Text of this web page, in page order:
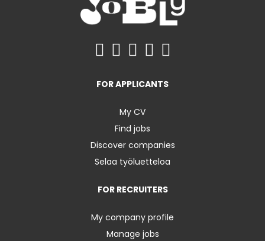
FOR APPLICANTS
My CV
Find jobs
Discover companies
Selaa työluetteloa
FOR RECRUITERS
My company profile
Manage jobs